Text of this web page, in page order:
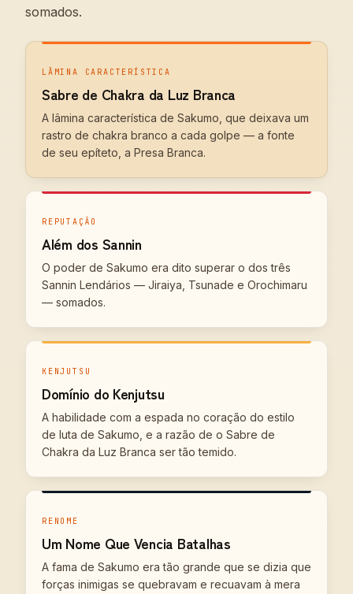
somados.
LÂMINA CARACTERÍSTICA
Sabre de Chakra da Luz Branca
A lâmina característica de Sakumo, que deixava um
rastro de chakra branco a cada golpe — a fonte
de seu epíteto, a Presa Branca.
REPUTAÇÃO
Além dos Sannin
O poder de Sakumo era dito superar o dos três
Sannin Lendários — Jiraiya, Tsunade e Orochimaru
— somados.
KENJUTSU
Domínio do Kenjutsu
A habilidade com a espada no coração do estilo
de luta de Sakumo, e a razão de o Sabre de
Chakra da Luz Branca ser tão temido.
RENOME
Um Nome Que Vencia Batalhas
A fama de Sakumo era tão grande que se dizia que
forças inimigas se quebravam e recuavam à mera